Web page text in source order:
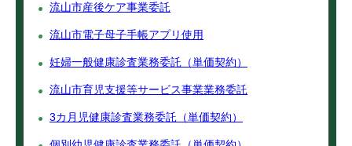
流山市産後ケア事業委託
流山市電子母子手帳アプリ使用
妊婦一般健康診査業務委託（単価契約）
流山市育児支援等サービス事業業務委託
3カ月児健康診査業務委託（単価契約）